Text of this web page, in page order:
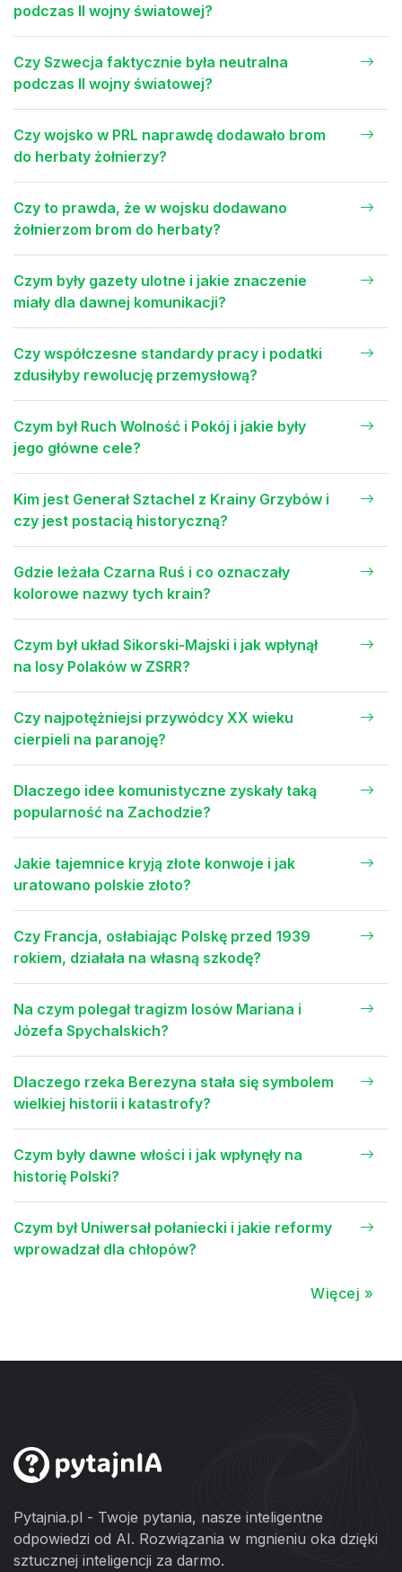
podczas II wojny światowej?
Czy Szwecja faktycznie była neutralna
podczas II wojny światowej?
Czy wojsko w PRL naprawdę dodawało brom
do herbaty żołnierzy?
Czy to prawda, że w wojsku dodawano
żołnierzom brom do herbaty?
Czym były gazety ulotne i jakie znaczenie
miały dla dawnej komunikacji?
Czy współczesne standardy pracy i podatki
zdusiłyby rewolucję przemysłową?
Czym był Ruch Wolność i Pokój i jakie były
jego główne cele?
Kim jest Generał Sztachel z Krainy Grzybów i
czy jest postacią historyczną?
Gdzie leżała Czarna Ruś i co oznaczały
kolorowe nazwy tych krain?
Czym był układ Sikorski-Majski i jak wpłynął
na losy Polaków w ZSRR?
Czy najpotężniejsi przywódcy XX wieku
cierpieli na paranoję?
Dlaczego idee komunistyczne zyskały taką
popularność na Zachodzie?
Jakie tajemnice kryją złote konwoje i jak
uratowano polskie złoto?
Czy Francja, osłabiając Polskę przed 1939
rokiem, działała na własną szkodę?
Na czym polegał tragizm losów Mariana i
Józefa Spychalskich?
Dlaczego rzeka Berezyna stała się symbolem
wielkiej historii i katastrofy?
Czym były dawne włości i jak wpłynęły na
historię Polski?
Czym był Uniwersał połaniecki i jakie reformy
wprowadzał dla chłopów?
Więcej »
Pytajnia.pl - Twoje pytania, nasze inteligentne
odpowiedzi od AI. Rozwiązania w mgnieniu oka dzięki
sztucznej inteligencji za darmo.